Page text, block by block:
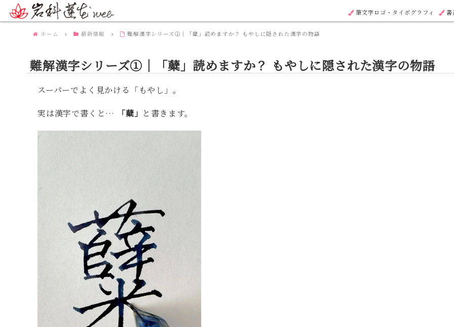
筆文字ロゴ・タイポグラフィ 書
ホーム 最新情報 難解漢字シリーズ①｜「糵」読めますか？ もやしに隠された漢字の物語
難解漢字シリーズ①｜「糵」読めますか？ もやしに隠された漢字の物語
スーパーでよく見かける「もやし」。
実は漢字で書くと… 「糵」 と書きます。